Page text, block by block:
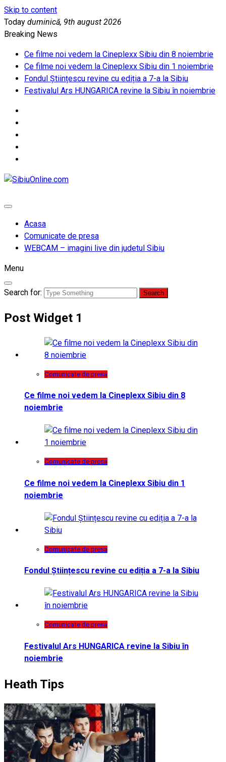
Skip to content
Today duminică, 9th august 2026
Breaking News
Ce filme noi vedem la Cineplexx Sibiu din 8 noiembrie
Ce filme noi vedem la Cineplexx Sibiu din 1 noiembrie
Fondul Științescu revine cu ediția a 7-a la Sibiu
Festivalul Ars HUNGARICA revine la Sibiu în noiembrie
Acasa
Comunicate de presa
WEBCAM – imagini live din judetul Sibiu
Menu
Search for:
Post Widget 1
Comunicate de presa
Ce filme noi vedem la Cineplexx Sibiu din 8
noiembrie
Comunicate de presa
Ce filme noi vedem la Cineplexx Sibiu din 1
noiembrie
Comunicate de presa
Fondul Științescu revine cu ediția a 7-a la Sibiu
Comunicate de presa
Festivalul Ars HUNGARICA revine la Sibiu în
noiembrie
Heath Tips